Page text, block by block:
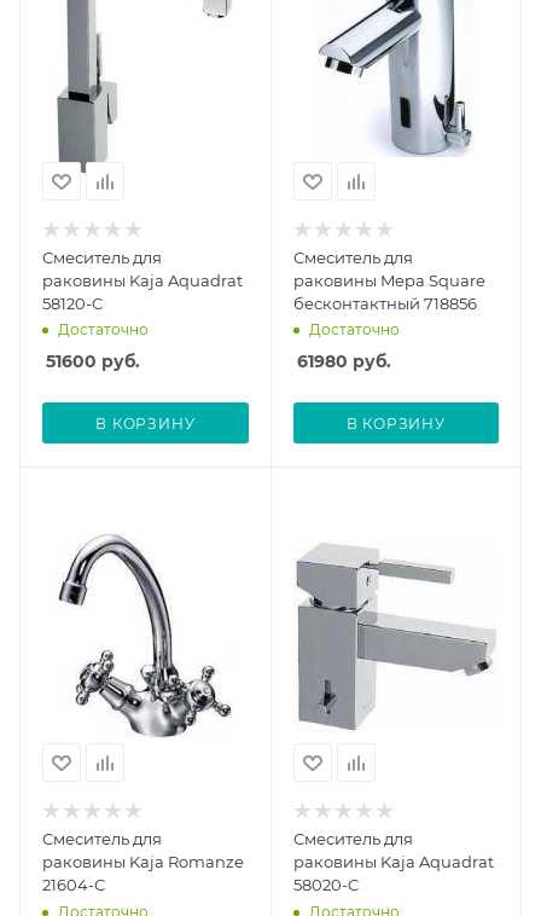
Смеситель для
раковины Kaja Aquadrat
58120-C
Достаточно
51600 руб.
В КОРЗИНУ
Смеситель для
раковины Mepa Square
бесконтактный 718856
Достаточно
61980 руб.
В КОРЗИНУ
Смеситель для
раковины Kaja Romanze
21604-С
Достаточно
Смеситель для
раковины Kaja Aquadrat
58020-C
Достаточно